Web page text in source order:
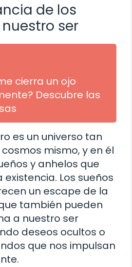
de los
ser
cierra un ojo
Descubre las
es un universo tan
mismo, y en él
y anhelos que
Los sueños
un escape de la
también pueden
a nuestro ser
deseos ocultos o
que nos impulsan